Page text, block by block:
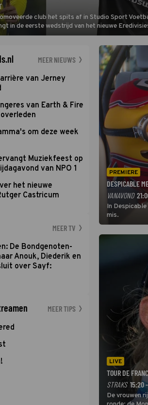
club het spits af in Studio Sport
in de eerste wedstrijd van het nieuwe
Plat en hij wil aanvallend voetballen.
MEER NIEUWS
van Jerney
van Earth & Fire
om deze week
Muziekfeest op
van NPO 1
het nieuwe
Castricum
MEER TV
De Bondgenoten-
Anouk, Diederik en
over Sayf:
MEER TIPS
PREMIERE
DESPICABLE
VANAVOND
In
mis.
LIVE
TOUR DE
STRAKS 15:20
De vrouwen